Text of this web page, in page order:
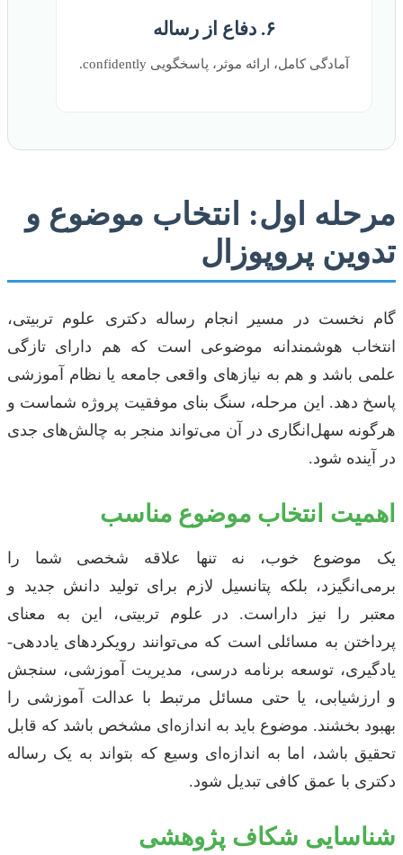
۶. دفاع از رساله
آمادگی کامل، ارائه موثر، پاسخگویی confidently.
مرحله اول: انتخاب موضوع و
تدوین پروپوزال
گام نخست در مسیر انجام رساله دکتری علوم تربیتی،
انتخاب هوشمندانه موضوعی است که هم دارای تازگی
علمی باشد و هم به نیازهای واقعی جامعه یا نظام آموزشی
پاسخ دهد. این مرحله، سنگ بنای موفقیت پروژه شماست و
هرگونه سهل‌انگاری در آن می‌تواند منجر به چالش‌های جدی
در آینده شود.
اهمیت انتخاب موضوع مناسب
یک موضوع خوب، نه تنها علاقه شخصی شما را
برمی‌انگیزد، بلکه پتانسیل لازم برای تولید دانش جدید و
معتبر را نیز داراست. در علوم تربیتی، این به معنای
پرداختن به مسائلی است که می‌توانند رویکردهای یاددهی-
یادگیری، توسعه برنامه درسی، مدیریت آموزشی، سنجش
و ارزشیابی، یا حتی مسائل مرتبط با عدالت آموزشی را
بهبود بخشند. موضوع باید به اندازه‌ای مشخص باشد که قابل
تحقیق باشد، اما به اندازه‌ای وسیع که بتواند به یک رساله
دکتری با عمق کافی تبدیل شود.
شناسایی شکاف پژوهشی